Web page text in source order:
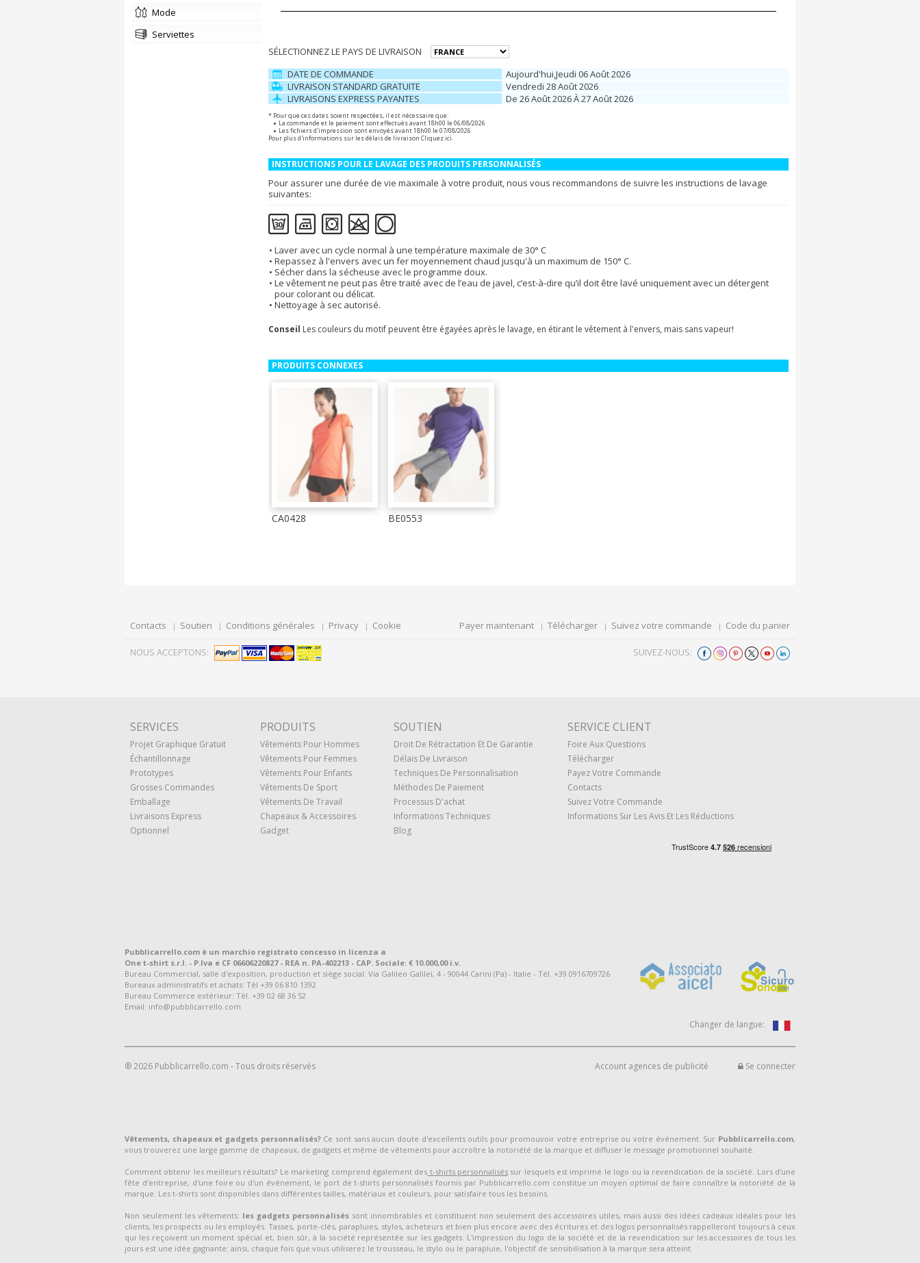
Mode
Serviettes
SÉLECTIONNEZ LE PAYS DE LIVRAISON
DATE DE COMMANDE
Aujourd'hui,jeudi 06 Août 2026
LIVRAISON STANDARD GRATUITE
Vendredi 28 Août 2026
LIVRAISONS EXPRESS PAYANTES
De 26 Août 2026 À 27 Août 2026
* Pour que ces dates soient respectées, il est nécessaire que:
La commande et le paiement sont effectués avant 18h00 le 06/08/2026
Les fichiers d'impression sont envoyés avant 18h00 le 07/08/2026
Pour plus d'informations sur les délais de livraison Cliquez ici.
INSTRUCTIONS POUR LE LAVAGE DES PRODUITS PERSONNALISÉS
Pour assurer une durée de vie maximale à votre produit, nous vous recommandons de suivre les instructions de lavage
suivantes:
Laver avec un cycle normal à une température maximale de 30° C
Repassez à l'envers avec un fer moyennement chaud jusqu'à un maximum de 150° C.
Sécher dans la sécheuse avec le programme doux.
Le vêtement ne peut pas être traité avec de l’eau de javel, c’est-à-dire qu’il doit être lavé uniquement avec un détergent
pour colorant ou délicat.
Nettoyage à sec autorisé.
Conseil Les couleurs du motif peuvent être égayées après le lavage, en étirant le vêtement à l'envers, mais sans vapeur!
PRODUITS CONNEXES
CA0428 BE0553
Contacts Soutien Conditions générales Privacy Cookie Payer maintenant Télécharger Suivez votre commande Code du panier
NOUS ACCEPTONS: SUIVEZ-NOUS:
SERVICES
Projet Graphique Gratuit
Échantillonnage
Prototypes
Grosses Commandes
Emballage
Livraisons Express
Optionnel
PRODUITS
Vêtements Pour Hommes
Vêtements Pour Femmes
Vêtements Pour Enfants
Vêtements De Sport
Vêtements De Travail
Chapeaux & Accessoires
Gadget
SOUTIEN
Droit De Rétractation Et De Garantie
Délais De Livraison
Techniques De Personnalisation
Méthodes De Paiement
Processus D'achat
Informations Techniques
Blog
SERVICE CLIENT
Foire Aux Questions
Télécharger
Payez Votre Commande
Contacts
Suivez Votre Commande
Informations Sur Les Avis Et Les Réductions
Pubblicarrello.com è un marchio registrato concesso in licenza a
One t-shirt s.r.l. - P.Iva e CF 06606220827 - REA n. PA-402213 - CAP. Sociale: € 10.000,00 i.v.
Bureau Commercial, salle d'exposition, production et siège social: Via Galileo Galilei, 4 - 90044 Carini (Pa) - Italie - Tél. +39 0916709726
Bureaux administratifs et achats: Tèl +39 06 810 1392
Bureau Commerce extérieur: Tèl. +39 02 68 36 52
Email: info@pubblicarrello.com
Changer de langue:
® 2026 Pubblicarrello.com - Tous droits réservés Account agences de publicité Se connecter
Vêtements, chapeaux et gadgets personnalisés?Ce sont sans aucun doute d'excellents outils pour promouvoir votre entreprise ou votre événement. Sur Pubblicarrello.com,
vous trouverez une large gamme de chapeaux, de gadgets et même de vêtements pour accroître la notoriété de la marque et diffuser le message promotionnel souhaité.
Comment obtenir les meilleurs résultats? Le marketing comprend également des t-shirts personnaliséssur lesquels est imprimé le logo ou la revendication de la société. Lors d'une
fête d'entreprise, d'une foire ou d'un événement, le port de t-shirts personnalisés fournis par Pubblicarrello.com constitue un moyen optimal de faire connaître la notoriété de la
marque. Les t-shirts sont disponibles dans différentes tailles, matériaux et couleurs, pour satisfaire tous les besoins.
Non seulement les vêtements: les gadgets personnaliséssont innombrables et constituent non seulement des accessoires utiles, mais aussi des idées cadeaux idéales pour les
clients, les prospects ou les employés. Tasses, porte-clés, parapluies, stylos, acheteurs et bien plus encore avec des écritures et des logos personnalisés rappelleront toujours à ceux
qui les reçoivent un moment spécial et, bien sûr, à la société représentée sur les gadgets. L'impression du logo de la société et de la revendication sur les accessoires de tous les
jours est une idée gagnante: ainsi, chaque fois que vous utiliserez le trousseau, le stylo ou le parapluie, l'objectif de sensibilisation à la marque sera atteint.